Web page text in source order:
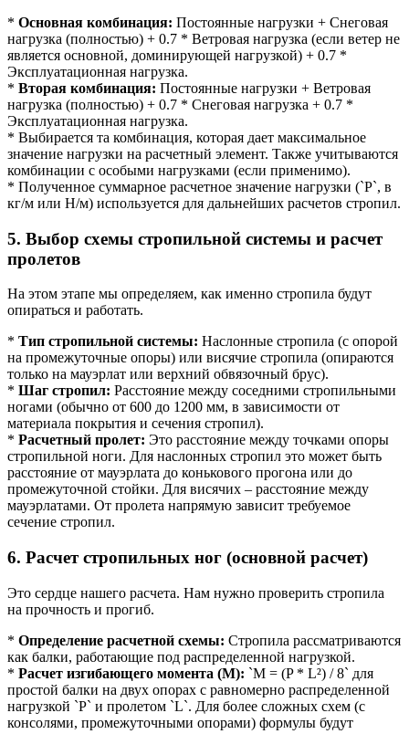
* Основная комбинация: Постоянные нагрузки + Снеговая
нагрузка (полностью) + 0.7 * Ветровая нагрузка (если ветер не
является основной, доминирующей нагрузкой) + 0.7 *
Эксплуатационная нагрузка.
* Вторая комбинация: Постоянные нагрузки + Ветровая
нагрузка (полностью) + 0.7 * Снеговая нагрузка + 0.7 *
Эксплуатационная нагрузка.
* Выбирается та комбинация, которая дает максимальное
значение нагрузки на расчетный элемент. Также учитываются
комбинации с особыми нагрузками (если применимо).
* Полученное суммарное расчетное значение нагрузки (`P`, в
кг/м или Н/м) используется для дальнейших расчетов стропил.
5. Выбор схемы стропильной системы и расчет
пролетов
На этом этапе мы определяем, как именно стропила будут
опираться и работать.
* Тип стропильной системы: Наслонные стропила (с опорой
на промежуточные опоры) или висячие стропила (опираются
только на мауэрлат или верхний обвязочный брус).
* Шаг стропил: Расстояние между соседними стропильными
ногами (обычно от 600 до 1200 мм, в зависимости от
материала покрытия и сечения стропил).
* Расчетный пролет: Это расстояние между точками опоры
стропильной ноги. Для наслонных стропил это может быть
расстояние от мауэрлата до конькового прогона или до
промежуточной стойки. Для висячих – расстояние между
мауэрлатами. От пролета напрямую зависит требуемое
сечение стропил.
6. Расчет стропильных ног (основной расчет)
Это сердце нашего расчета. Нам нужно проверить стропила
на прочность и прогиб.
* Определение расчетной схемы: Стропила рассматриваются
как балки, работающие под распределенной нагрузкой.
* Расчет изгибающего момента (M): `M = (P * L²) / 8` для
простой балки на двух опорах с равномерно распределенной
нагрузкой `P` и пролетом `L`. Для более сложных схем (с
консолями, промежуточными опорами) формулы будут